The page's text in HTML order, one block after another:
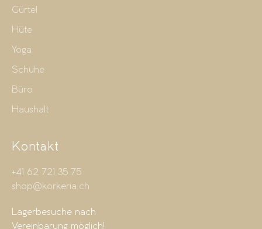
Gürtel
Hüte
Yoga
Schuhe
Büro
Haushalt
Kontakt
+41 62 721 35 75
shop@korkeria.ch
Lagerbesuche nach
Vereinbarung möglich!